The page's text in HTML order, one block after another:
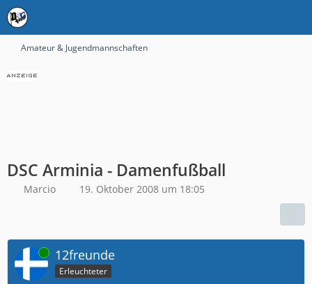
Amateur & Jugendmannschaften
DSC Arminia - Damenfußball
Marcio 19. Oktober 2008 um 18:05
Online 12freunde
Erleuchteter